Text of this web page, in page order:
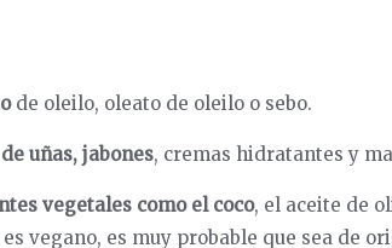
de oleilo, oleato de oleilo o sebo.
uñas, jabones, cremas hidratantes y
vegetales como el coco, el aceite de
vegano, es muy probable que sea de